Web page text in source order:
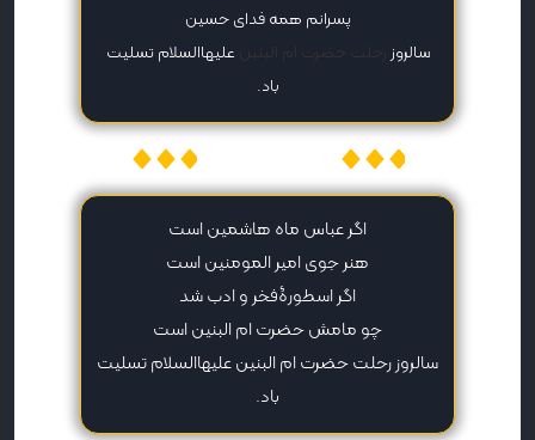
پسرانم همه فدای حسین
سالروز
رحلت حضرت ام البنین
علیهاالسلام تسلیت
باد.
اگر عباس ماه هاشمین است
هنر جوی امیر المومنین است
اگر اسطورۀفخر و ادب شد
چو مامش حضرت ام البنین است
سالروز رحلت حضرت ام البنین علیهاالسلام تسلیت
باد.